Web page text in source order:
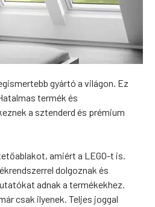
gyártó a világon. Ez
termék és
a sztenderd és prémium
amiért a LEGO-t is.
dolgoznak és
adnak a termékekhez.
csak ilyenek. Teljes joggal